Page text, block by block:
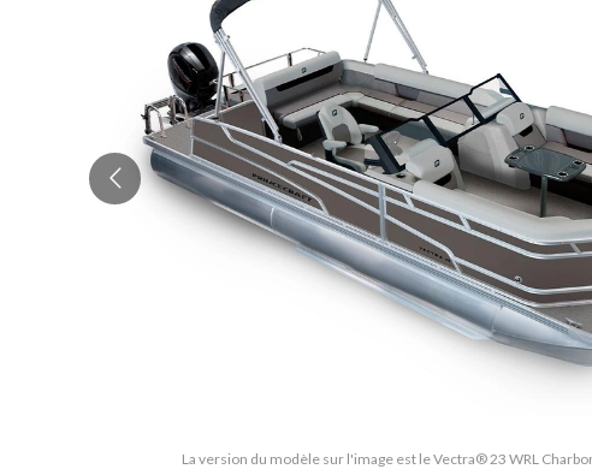
La version du modèle sur l'image est le Vectra® 23 WRL